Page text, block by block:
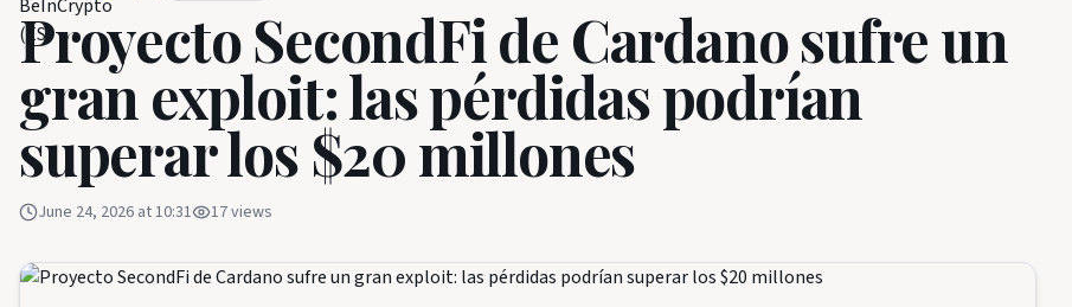
Proyecto SecondFi de Cardano sufre un
gran exploit: las pérdidas podrían
superar los $20 millones
June 24, 2026 at 10:31 17views